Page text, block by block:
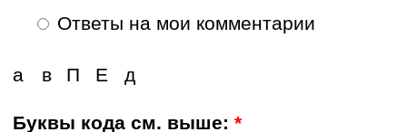
Ответы на мои комментарии
в
а П Е д
Буквы кода см. выше:*